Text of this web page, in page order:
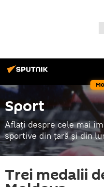
Sport
Aflați despre cele mai
sportive din țară și din
Trei medalii